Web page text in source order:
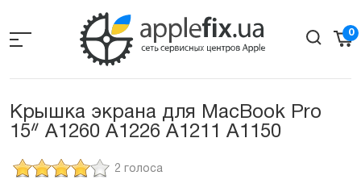
the
0
Крышка экрана для MacBook Pro
15ᐥ A1260 A1226 A1211 A1150
2 голоса